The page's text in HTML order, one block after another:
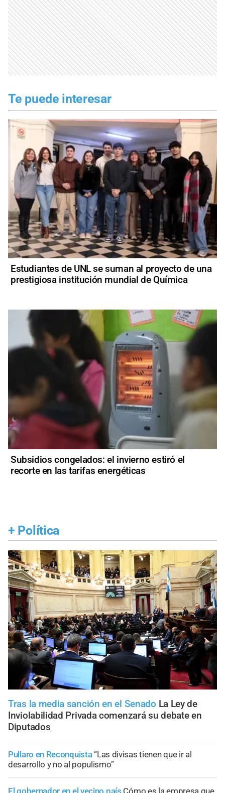
Te puede interesar
Estudiantes de UNL se suman al proyecto de una
prestigiosa institución mundial de Química
Subsidios congelados: el invierno estiró el
recorte en las tarifas energéticas
+ Política
Tras la media sanción en el Senado La Ley de
Inviolabilidad Privada comenzará su debate en
Diputados
Pullaro en Reconquista“Las divisas tienen que ir al
desarrollo y no al populismo”